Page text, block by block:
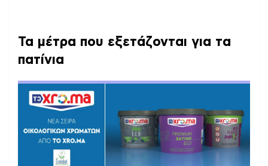
Τα μέτρα που εξετάζονται για τα
πατίνια